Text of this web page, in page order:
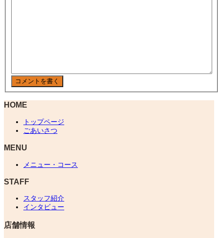
HOME
トップページ
ごあいさつ
MENU
メニュー・コース
STAFF
スタッフ紹介
インタビュー
店舗情報